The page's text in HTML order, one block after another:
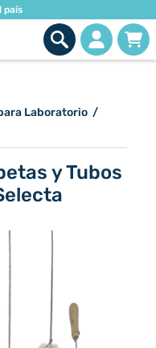
país
Laboratorio /
y Tubos